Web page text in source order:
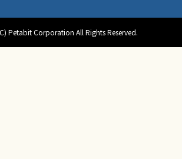
Petabit Corporation All Rights Reserved.